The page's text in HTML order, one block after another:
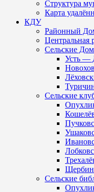
Структура
Карта
КДУ
Районный
Центральная
Сельские
Усть —
Сельские
Сельские